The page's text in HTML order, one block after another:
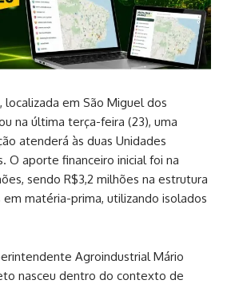
localizada em São Miguel dos
na última terça-feira (23), uma
atenderá às duas Unidades
O aporte financeiro inicial foi na
sendo R$3,2 milhões na estrutura
em matéria-prima, utilizando isolados
Agroindustrial Mário
nasceu dentro do contexto de